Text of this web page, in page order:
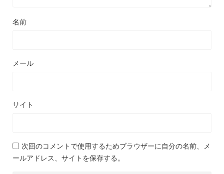
名前
メール
サイト
次回のコメントで使用するためブラウザーに自分の名前、メ
ールアドレス、サイトを保存する。